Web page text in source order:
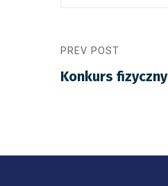
PREV POST
Konkurs fizyczny